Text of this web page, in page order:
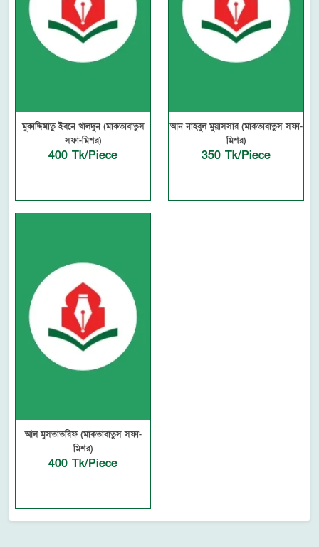
মুকাদ্দিমাতু ইবনে খালদুন (মাকতাবাতুস
সফা-মিশর)
400 Tk/Piece
আন নাহবুল মুয়াসসার (মাকতাবাতুস সফা-
মিশর)
350 Tk/Piece
আল মুসতাতরিফ (মাকতাবাতুস সফা-
মিশর)
400 Tk/Piece